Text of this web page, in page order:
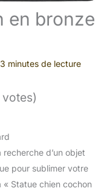
en bronze
3 minutes de lecture
d’un objet
pour sublimer votre
« Statue chien cochon